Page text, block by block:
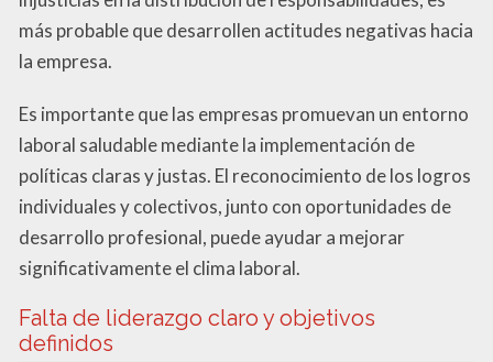
más probable que desarrollen actitudes negativas hacia
la empresa.
Es importante que las empresas promuevan un entorno
laboral saludable mediante la implementación de
políticas claras y justas. El reconocimiento de los logros
individuales y colectivos, junto con oportunidades de
desarrollo profesional, puede ayudar a mejorar
significativamente el clima laboral.
Falta de liderazgo claro y objetivos
definidos